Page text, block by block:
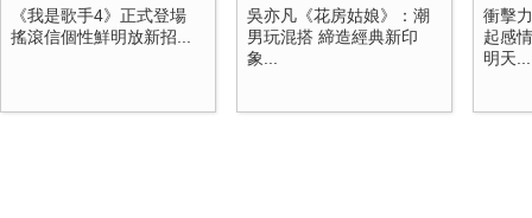
《我是歌手4》正式登場
搖滾信個性鮮明放新招...
吳亦凡《花房姑娘》：潮
男玩混搭 締造經典新印
象...
衝擊
起感
明天...